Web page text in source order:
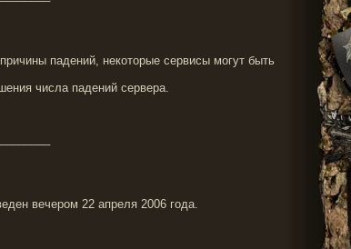
падений, некоторые сервисы могут быть
числа падений сервера.
вечером 22 апреля 2006 года.